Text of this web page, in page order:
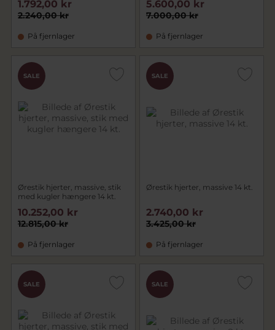
2.240,00 kr
1.792,00 kr
På fjernlager
7.000,00 kr
5.600,00 kr
På fjernlager
SALE
Ørestik hjerter, massive, stik
med kugler hængere 14 kt.
12.815,00 kr
10.252,00 kr
På fjernlager
SALE
Ørestik hjerter, massive 14 kt.
3.425,00 kr
2.740,00 kr
På fjernlager
SALE SALE